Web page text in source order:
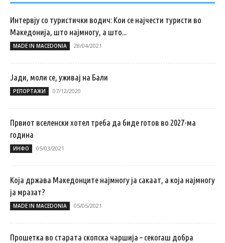
Интервју со туристички водич: Кои се најчести туристи во
Македонија, што најмногу, а што...
MADE IN MACEDONIA 28/04/2021
Јади, моли се, уживај на Бали
РЕПОРТАЖИ 07/12/2020
Првиот вселенски хотел треба да биде готов во 2027-ма
година
ИНФО 05/03/2021
Која држава Македонците најмногу ја сакаат, а која најмногу
ја мразат?
MADE IN MACEDONIA 05/05/2021
Прошетка во старата скопска чаршија – секогаш добра